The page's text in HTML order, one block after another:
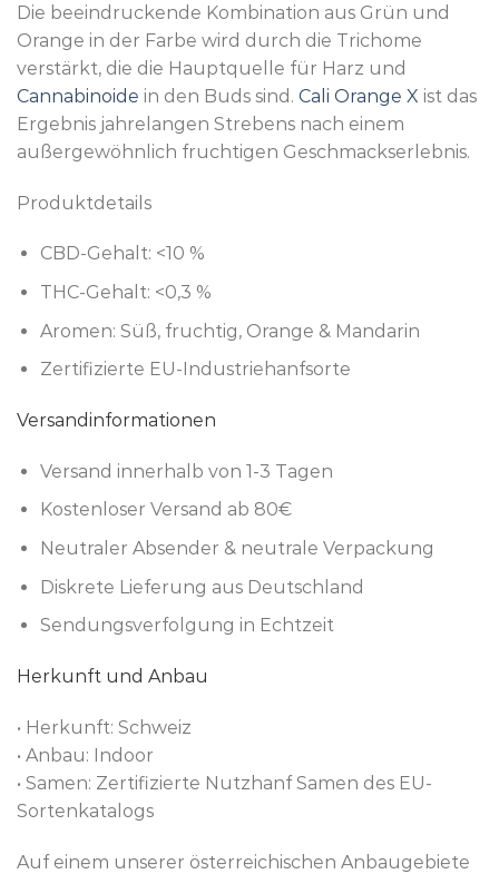
Die beeindruckende Kombination aus Grün und
Orange in der Farbe wird durch die Trichome
verstärkt, die die Hauptquelle für Harz und
Cannabinoide in den Buds sind. Cali Orange X ist das
Ergebnis jahrelangen Strebens nach einem
außergewöhnlich fruchtigen Geschmackserlebnis.
Produktdetails
CBD-Gehalt: <10 %
THC-Gehalt: <0,3 %
Aromen: Süß, fruchtig, Orange & Mandarin
Zertifizierte EU-Industriehanfsorte
Versandinformationen
Versand innerhalb von 1-3 Tagen
Kostenloser Versand ab 80€
Neutraler Absender & neutrale Verpackung
Diskrete Lieferung aus Deutschland
Sendungsverfolgung in Echtzeit
Herkunft und Anbau
• Herkunft: Schweiz
• Anbau: Indoor
• Samen: Zertifizierte Nutzhanf Samen des EU-
Sortenkatalogs
Auf einem unserer österreichischen Anbaugebiete